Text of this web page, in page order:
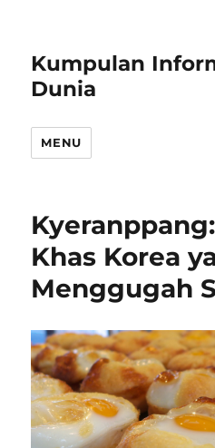
Kumpulan
Dunia
MENU
Khas Korea
Menggugah